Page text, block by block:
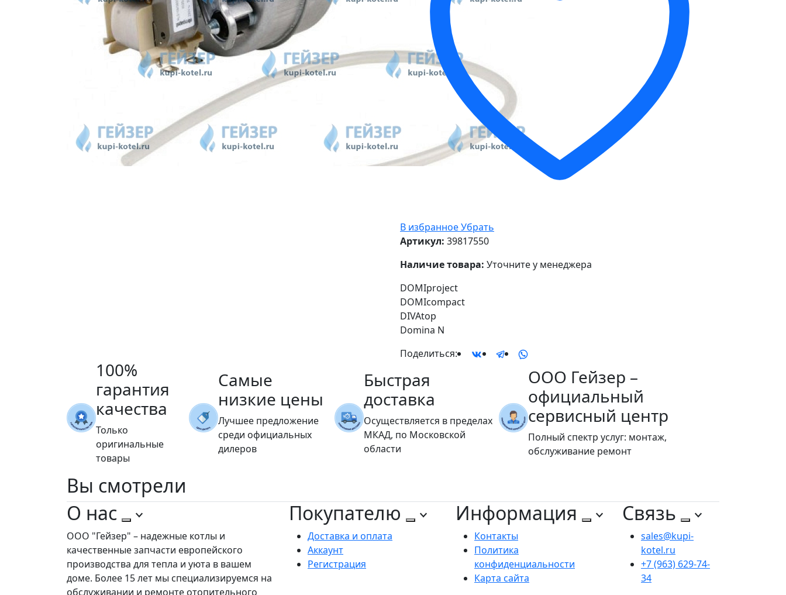
В избранноеУбрать
Артикул: 39817550
Наличие товара: Уточните у менеджера
DOMIproject
DOMIcompact
DIVAtop
Domina N
Поделиться:
100%
гарантия
качества
Только
оригинальные
товары
Самые
низкие цены
Лучшее предложение
среди официальных
дилеров
Быстрая
доставка
Осуществляется в пределах
МКАД, по Московской
области
ООО Гейзер –
официальный
сервисный центр
Полный спектр услуг: монтаж,
обслуживание ремонт
Вы смотрели
О нас
ООО "Гейзер" – надежные котлы и
качественные запчасти европейского
производства для тепла и уюта в вашем
доме. Более 15 лет мы специализируемся на
обслуживании и ремонте отопительного
Покупателю
Доставка и оплата
Аккаунт
Регистрация
Информация
Контакты
Политика
конфиденциальности
Карта сайта
Связь
sales@kupi-
kotel.ru
+7 (963) 629-74-
34